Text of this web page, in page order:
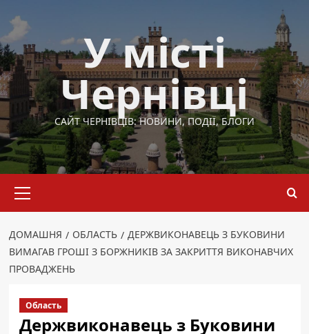
до
вмісту
У місті
Чернівці
САЙТ ЧЕРНІВЦІВ: НОВИНИ, ПОДІЇ, БЛОГИ
меню
ДОМАШНЯ ОБЛАСТЬ
ДЕРЖВИКОНАВЕЦЬ З БУКОВИНИ
ВИМАГАВ ГРОШІ З БОРЖНИКІВ ЗА ЗАКРИТТЯ ВИКОНАВЧИХ
ПРОВАДЖЕНЬ
Область
Держвиконавець з Буковини